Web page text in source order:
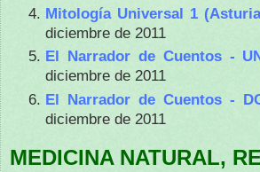
Mitología Universal 1
diciembre de 2011
El Narrador de Cuentos -
diciembre de 2011
El Narrador de Cuentos -
diciembre de 2011
MEDICINA NATURAL,